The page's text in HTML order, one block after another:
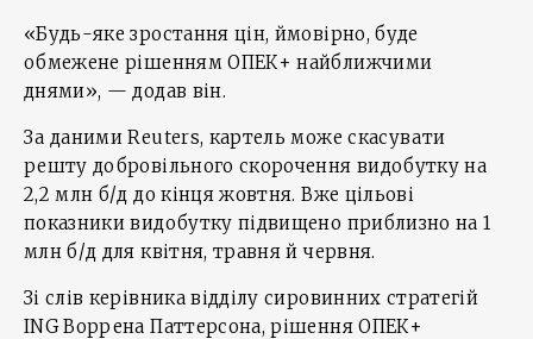
«Будь-яке зростання цін, ймовірно, буде
обмежене рішенням ОПЕК+ найближчими
днями», — додав він.
За даними Reuters, картель може скасувати
решту добровільного скорочення видобутку на
2,2 млн б/д до кінця жовтня. Вже цільові
показники видобутку підвищено приблизно на 1
млн б/д для квітня, травня й червня.
Зі слів керівника відділу сировинних стратегій
ING Воррена Паттерсона, рішення ОПЕК+